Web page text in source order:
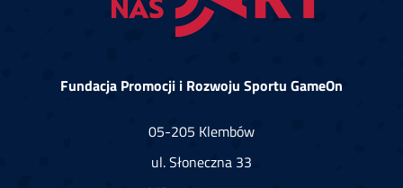
Fundacja Promocji i Rozwoju Sportu GameOn
05-205 Klembów
ul. Słoneczna 33